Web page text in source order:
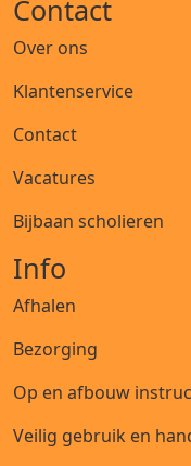
Contact
Over ons
Klantenservice
Contact
Vacatures
Bijbaan scholieren
Info
Afhalen
Bezorging
Op en afbouw
Veilig gebruik en